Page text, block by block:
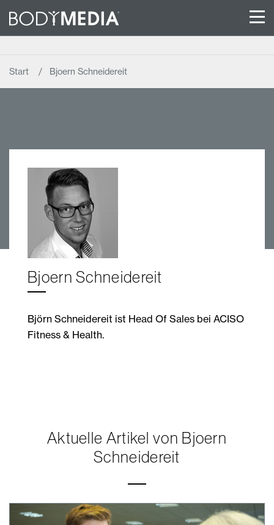
Start Bjoern Schneidereit
Bjoern Schneidereit
Björn Schneidereit ist Head Of Sales bei ACISO
Fitness & Health.
Aktuelle Artikel von Bjoern
Schneidereit